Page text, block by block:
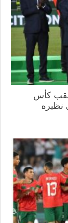
لأقل من 23 سنة بلقب كأس
نظيره